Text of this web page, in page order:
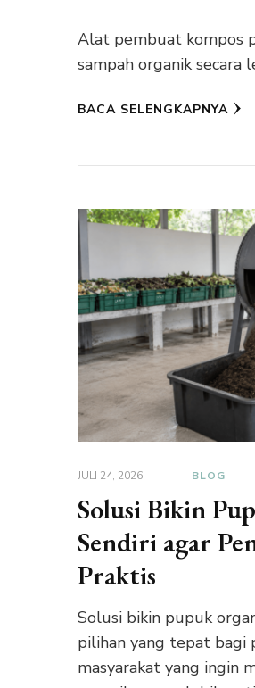
Alat pembuat kompos
sampah organik
BACA SELENGKAPNYA
JULI 24, 2026 BLOG
Solusi Bikin
Sendiri agar
Praktis
Solusi bikin pupuk
pilihan yang tepat bagi
masyarakat yang ingin